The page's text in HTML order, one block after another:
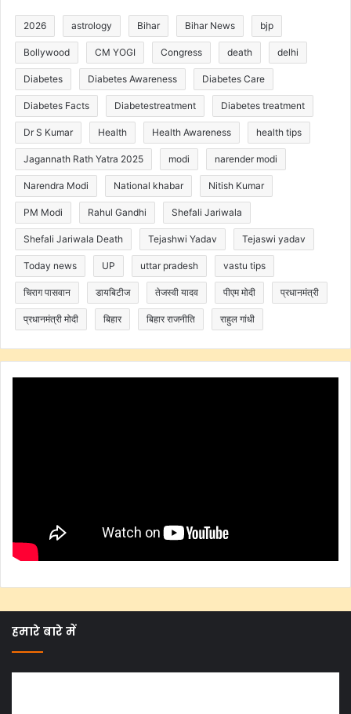
2026 astrology Bihar Bihar News bjp
Bollywood CM YOGI Congress death delhi
Diabetes Diabetes Awareness Diabetes Care
Diabetes Facts Diabetestreatment Diabetes treatment
Dr S Kumar Health Health Awareness health tips
Jagannath Rath Yatra 2025 modi narender modi
Narendra Modi National khabar Nitish Kumar
PM Modi Rahul Gandhi Shefali Jariwala
Shefali Jariwala Death Tejashwi Yadav Tejaswi yadav
Today news UP uttar pradesh vastu tips
चिराग पासवान डायबिटीज तेजस्वी यादव पीएम मोदी प्रधानमंत्री
प्रधानमंत्री मोदी बिहार बिहार राजनीति राहुल गांधी
हमारे बारे में